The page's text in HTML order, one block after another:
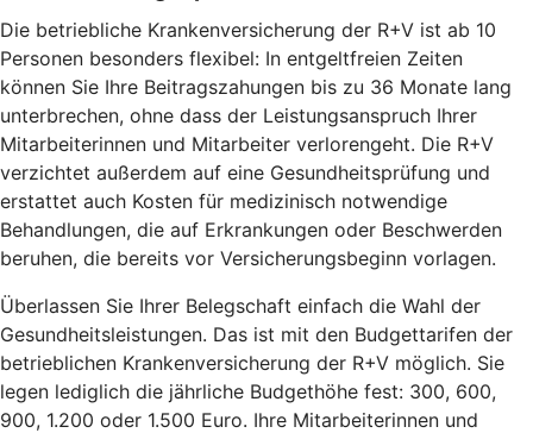
Die betriebliche Krankenversicherung der R+V ist ab 10
Personen besonders flexibel: In entgeltfreien Zeiten
können Sie Ihre Beitragszahungen bis zu 36 Monate lang
unterbrechen, ohne dass der Leistungsanspruch Ihrer
Mitarbeiterinnen und Mitarbeiter verlorengeht. Die R+V
verzichtet außerdem auf eine Gesundheitsprüfung und
erstattet auch Kosten für medizinisch notwendige
Behandlungen, die auf Erkrankungen oder Beschwerden
beruhen, die bereits vor Versicherungsbeginn vorlagen.
Überlassen Sie Ihrer Belegschaft einfach die Wahl der
Gesundheitsleistungen. Das ist mit den Budgettarifen der
betrieblichen Krankenversicherung der R+V möglich. Sie
legen lediglich die jährliche Budgethöhe fest: 300, 600,
900, 1.200 oder 1.500 Euro. Ihre Mitarbeiterinnen und